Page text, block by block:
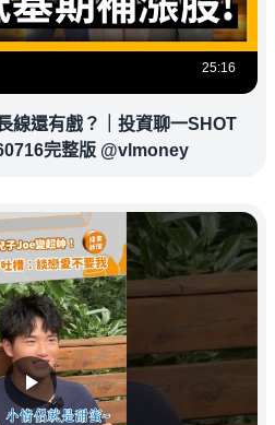
25:16
線還有戲？｜投資聊一SHOT
完整版 @vlmoney